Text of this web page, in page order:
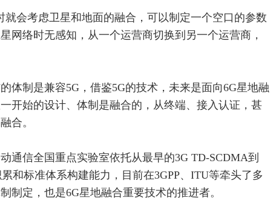
就会考虑卫星和地面的融合，可以制定一个空口的参数
星网 络时无感知，从一个运营商切换到另一个运营商，
体制是兼容5G，借鉴5G的技术，未来是面向6G星地融
开始的设计、体制是融合的，从终端、接入认证，甚
合。
通信全国重点实验室依托从最早的3GTD-SCDMA到
和标准体系构建能力，目前在3GPP、 ITU等牵头了多
制定，也是6G星地融合重要技术的推进者。